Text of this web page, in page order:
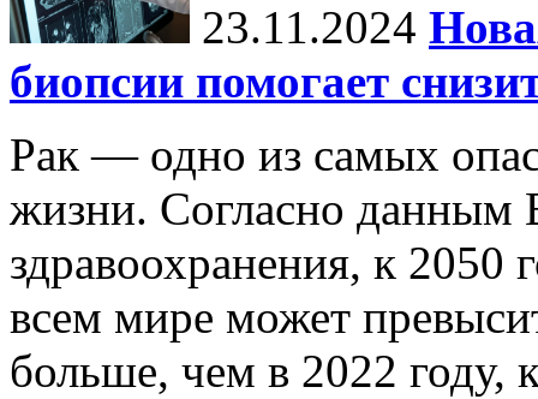
23.11.2024
биопсии помогает
Рак — одно из самых
жизни. Согласно данным
здравоохранения, к 2050
всем мире может
больше, чем в 2022 году,